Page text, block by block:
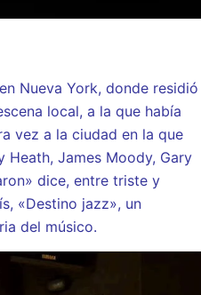
Nueva York, donde residió
local, a la que había
vez a la ciudad en la que
James Moody, Gary
dice, entre triste y
«Destino jazz», un
del músico.